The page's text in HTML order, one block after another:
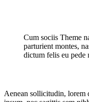
Cum sociis Theme
parturient montes,
dictum felis eu pede
Aenean sollicitudin, lorem